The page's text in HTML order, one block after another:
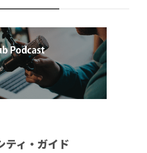
ティ・ガイド